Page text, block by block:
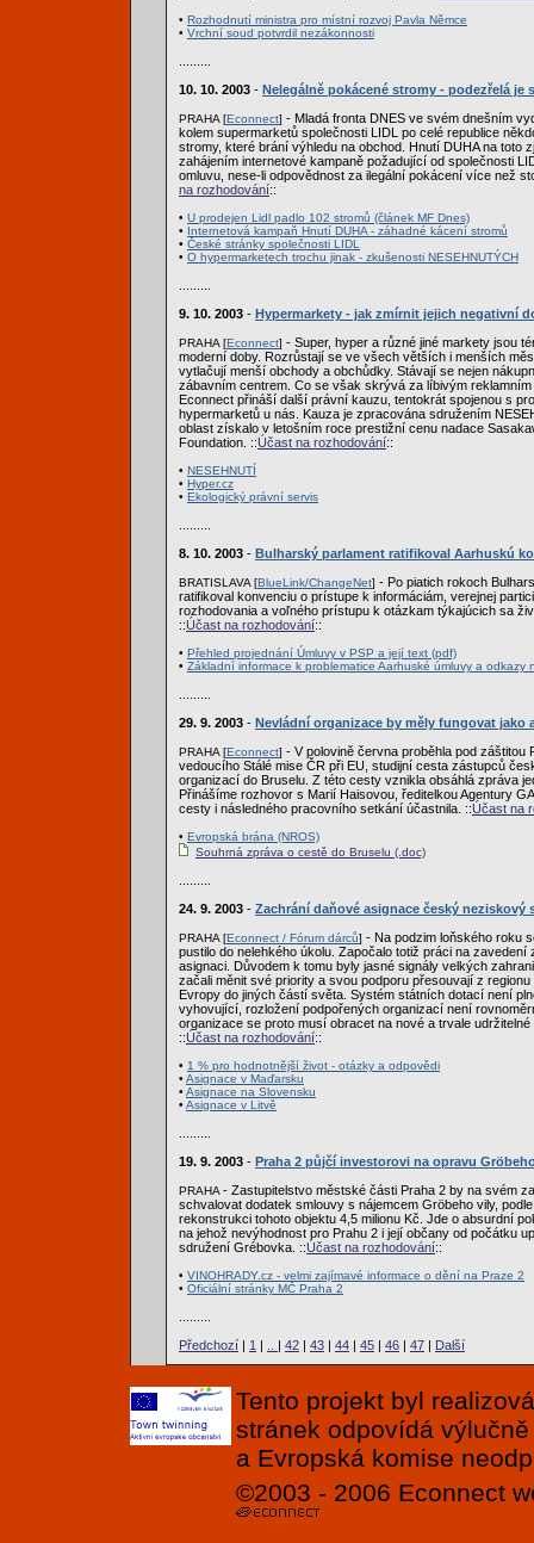
• Rozhodnutí ministra pro místní rozvoj Pavla Němce
• Vrchní soud potvrdil nezákonnosti
10. 10. 2003 - Nelegálně pokácené stromy - podezřelá je
PRAHA [Econnect] - Mladá fronta DNES ve svém dnešním
kolem supermarketů společnosti LIDL po celé republice
stromy, které brání výhledu na obchod. Hnutí DUHA na toto
zahájením internetové kampaně požadující od společnosti
omluvu, nese-li odpovědnost za ilegální pokácení více než
na rozhodování::
• U prodejen Lidl padlo 102 stromů (článek MF Dnes)
• Internetová kampaň Hnutí DUHA - záhadné kácení stromů
• České stránky společnosti LIDL
• O hypermarketech trochu jinak - zkušenosti NESEHNUTÝCH
9. 10. 2003 - Hypermarkety - jak zmírnit jejich negativní
PRAHA [Econnect] - Super, hyper a různé jiné markety jsou
moderní doby. Rozrůstají se ve všech větších i menších
vytlačují menší obchody a obchůdky. Stávají se nejen
zábavním centrem. Co se však skrývá za líbivým reklamním
Econnect přináší další právní kauzu, tentokrát spojenou s
hypermarketů u nás. Kauza je zpracována sdružením
oblast získalo v letošním roce prestižní cenu nadace
Foundation. ::Účast na rozhodování::
• NESEHNUTÍ
• Hyper.cz
• Ekologický právní servis
8. 10. 2003 - Bulharský parlament ratifikoval Aarhuskú
BRATISLAVA [BlueLink/ChangeNet] - Po piatich rokoch
ratifikoval konvenciu o prístupe k informáciám, verejnej
rozhodovania a voľného prístupu k otázkam týkajúcich sa
::Účast na rozhodování::
• Přehled projednání Úmluvy v PSP a její text (pdf)
• Základní informace k problematice Aarhuské úmluvy a odkazy
29. 9. 2003 - Nevládní organizace by měly fungovat jako
PRAHA [Econnect] - V polovině června proběhla pod záštitou
vedoucího Stálé mise ČR při EU, studijní cesta zástupců
organizací do Bruselu. Z této cesty vznikla obsáhlá zpráva
Přinášíme rozhovor s Marií Haisovou, ředitelkou Agentury
cesty i následného pracovního setkání účastnila. ::Účast na
• Evropská brána (NROS)
Souhrná zpráva o cestě do Bruselu (.doc)
24. 9. 2003 - Zachrání daňové asignace český neziskový
PRAHA [Econnect / Fórum dárců] - Na podzim loňského roku
pustilo do nelehkého úkolu. Započalo totiž práci na zavedení
asignaci. Důvodem k tomu byly jasné signály velkých
začali měnit své priority a svou podporu přesouvají z
Evropy do jiných částí světa. Systém státních dotací není
vyhovující, rozložení podpořených organizací není
organizace se proto musí obracet na nové a trvale
::Účast na rozhodování::
• 1 % pro hodnotnější život - otázky a odpovědi
• Asignace v Maďarsku
• Asignace na Slovensku
• Asignace v Litvě
19. 9. 2003 - Praha 2 půjčí investorovi na opravu
PRAHA - Zastupitelstvo městské části Praha 2 by na svém
schvalovat dodatek smlouvy s nájemcem Gröbeho vily,
rekonstrukci tohoto objektu 4,5 milionu Kč. Jde o absurdní
na jehož nevýhodnost pro Prahu 2 i její občany od počátku
sdružení Grébovka. ::Účast na rozhodování::
• VINOHRADY.cz - velmi zajímavé informace o dění na Praze 2
• Oficiální stránky MČ Praha 2
Předchozí | 1 | | 42 | 43 | 44 | 45 | 46 | 47 | Další
Tento projekt byl
stránek odpovídá
a Evropská komise
©2003 - 2006 Econnect